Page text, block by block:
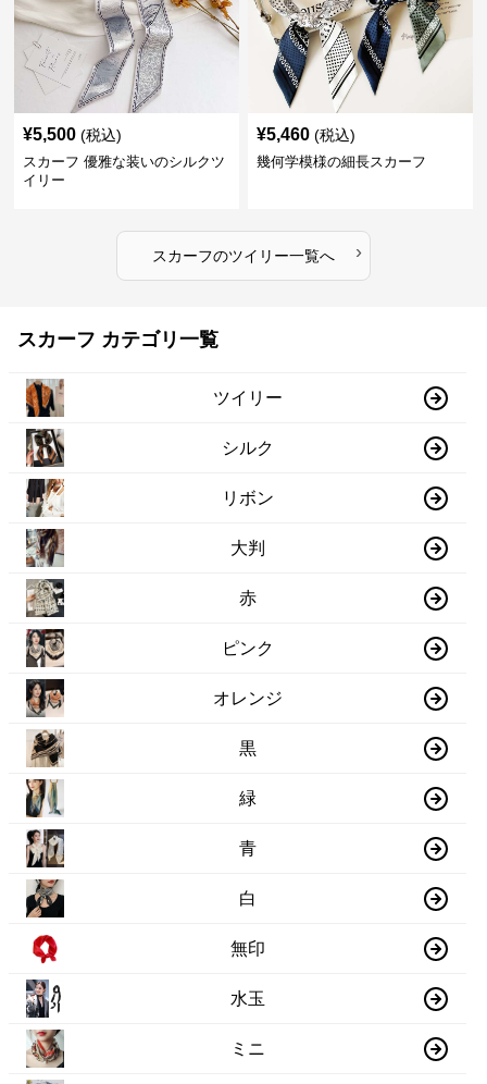
¥5,500 (税込)
スカーフ 優雅な装いのシルクツ
イリー
¥5,460 (税込)
幾何学模様の細長スカーフ
スカーフのツイリー一覧へ ›
スカーフ カテゴリ一覧
ツイリー
シルク
リボン
大判
赤
ピンク
オレンジ
黒
緑
青
白
無印
水玉
ミニ